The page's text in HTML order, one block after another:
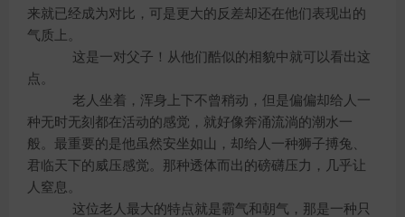
来就已经成为对比，可是更大的反差却还在他们表现出的
气质上。
这是一对父子！从他们酷似的相貌中就可以看出这
点。
老人坐着，浑身上下不曾稍动，但是偏偏却给人一
种无时无刻都在活动的感觉，就好像奔涌流淌的潮水一
般。最重要的是他虽然安坐如山，却给人一种狮子搏兔、
君临天下的威压感觉。那种透体而出的磅礴压力，几乎让
人窒息。
这位老人最大的特点就是霸气和朝气，那是一种只